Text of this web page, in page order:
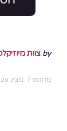
by צוות
מחזמר מציג